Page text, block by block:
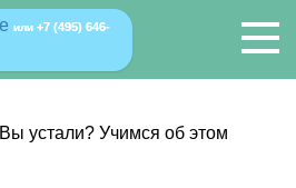
или +7 (495) 646-
Вы устали? Учимся об этом